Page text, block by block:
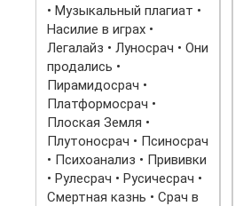
• Музыкальный плагиат •
Насилие в играх •
Легалайз • Луносрач • Они
продались •
Пирамидосрач •
Платформосрач •
Плоская Земля •
Плутоносрач • Псиносрач
• Психоанализ • Прививки
• Рулесрач • Русичесрач •
Смертная казнь • Срач в